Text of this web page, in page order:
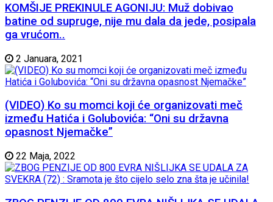
KOMŠIJE PREKINULE AGONIJU: Muž dobivao
batine od supruge, nije mu dala da jede, posipala
ga vrućom..
2 Januara, 2021
(VIDEO) Ko su momci koji će organizovati meč
između Hatića i Golubovića: “Oni su državna
opasnost Njemačke”
22 Maja, 2022